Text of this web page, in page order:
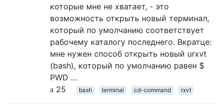
которые мне не хватает, - это
возможность открыть новый терминал,
который по умолчанию соответствует
рабочему каталогу последнего. Вкратце:
мне нужен способ открыть новый urxvt
(bash), который по умолчанию равен $
PWD …
25
bash terminal cd-command rxvt